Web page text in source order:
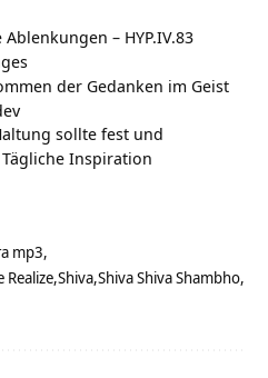
– HYP.IV.83
der Gedanken im Geist
sollte fest und
Inspiration
mp3
Realize Shiva Shiva Shiva Shambho